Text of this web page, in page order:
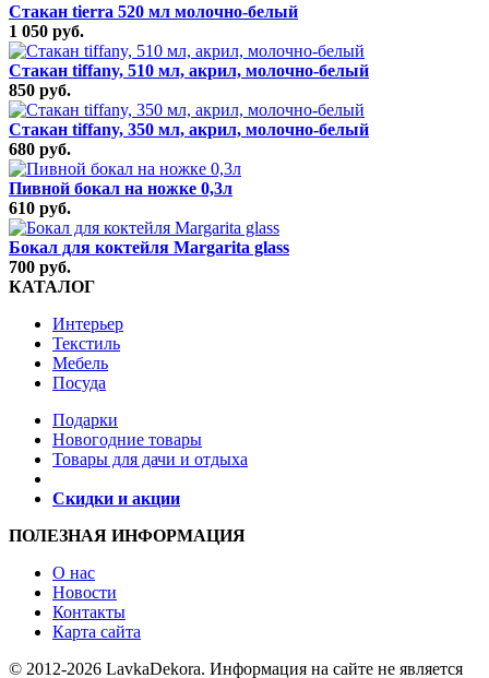
Стакан tierra 520 мл молочно-белый
1 050 руб.
Стакан tiffany, 510 мл, акрил, молочно-белый
850 руб.
Стакан tiffany, 350 мл, акрил, молочно-белый
680 руб.
Пивной бокал на ножке 0,3л
610 руб.
Бокал для коктейля Margarita glass
700 руб.
КАТАЛОГ
Интерьер
Текстиль
Мебель
Посуда
Подарки
Новогодние товары
Товары для дачи и отдыха
Скидки и акции
ПОЛЕЗНАЯ ИНФОРМАЦИЯ
О нас
Новости
Контакты
Карта сайта
© 2012-2026 LavkaDekora. Информация на сайте не является